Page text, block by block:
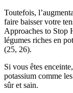
Toutefois,
faire baisser votre
Approaches to Stop
légumes riches en
(25, 26).
Si vous êtes
potassium comme
sûr et sain.